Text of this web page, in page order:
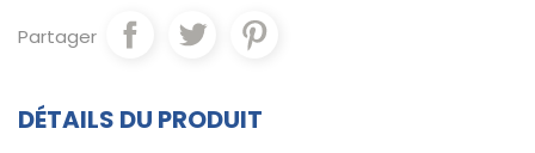
Partager
DÉTAILS DU PRODUIT